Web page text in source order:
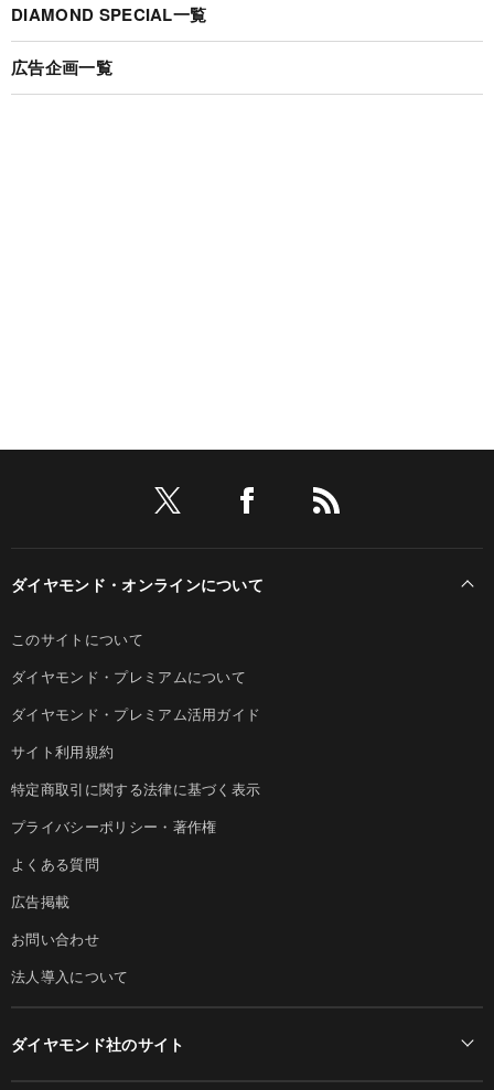
DIAMOND SPECIAL一覧
広告企画一覧
ダイヤモンド・オンラインについて
このサイトについて
ダイヤモンド・プレミアムについて
ダイヤモンド・プレミアム活用ガイド
サイト利用規約
特定商取引に関する法律に基づく表示
プライバシーポリシー・著作権
よくある質問
広告掲載
お問い合わせ
法人導入について
ダイヤモンド社のサイト